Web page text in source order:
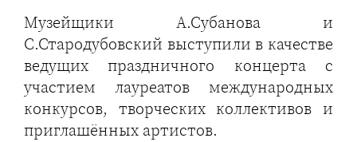
Музейщики А.Субанова и
С.Стародубовский выступили в качестве
ведущих праздничного концерта с
участием лауреатов международных
конкурсов, творческих коллективов и
приглашённых артистов.